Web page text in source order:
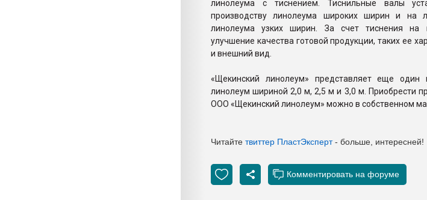
линолеума с тиснением. Тиснильные валы
производству линолеума широких ширин и на
линолеума узких ширин. За счет тиснения на
улучшение качества готовой продукции, таких ее
и внешний вид.
«Щекинский линолеум» представляет еще один
линолеум шириной 2,0 м, 2,5 м и 3,0 м. Приобрести
ООО «Щекинский линолеум» можно в собственном
Читайте твиттер ПластЭксперт- больше, интересней!